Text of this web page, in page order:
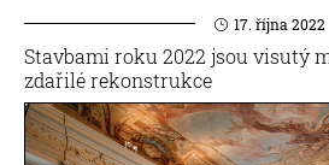
17. října 2022
Stavbami roku 2022 jsou visutý
zdařilé rekonstrukce